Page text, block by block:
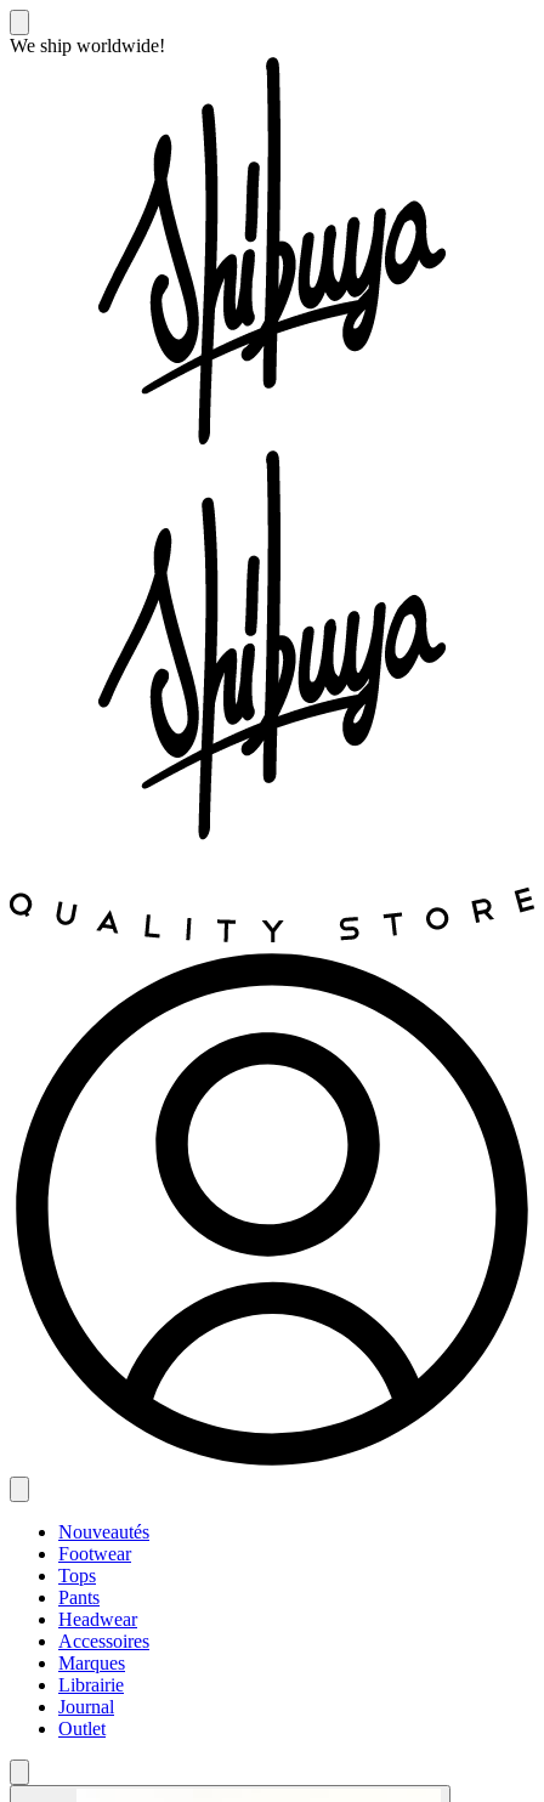
We ship worldwide!
Nouveautés
Footwear
Tops
Pants
Headwear
Accessoires
Marques
Librairie
Journal
Outlet